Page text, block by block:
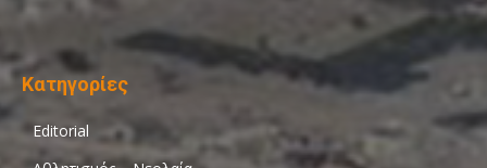
Κατηγορίες
Editorial